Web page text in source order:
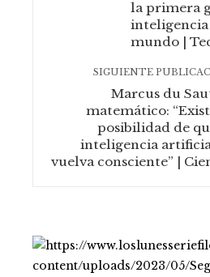
la primera
mundo |
SIGUIENTE
Marcus du
matemático:
posibilidad de
inteligencia
vuelva consciente” |